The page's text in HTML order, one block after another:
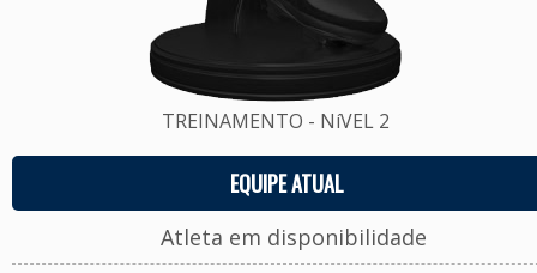
TREINAMENTO - NíVEL 2
EQUIPE ATUAL
Atleta em disponibilidade